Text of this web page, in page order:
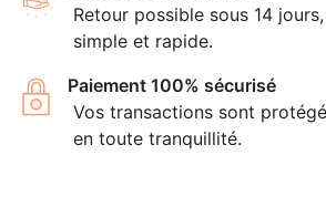
Retour possible sous 14
simple et rapide.
Paiement 100% sécurisé
Vos transactions sont
en toute tranquillité.